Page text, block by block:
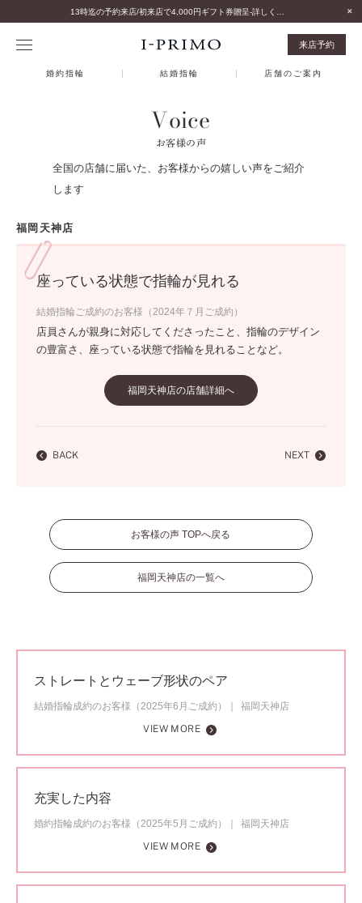
来店予約
婚約指輪 結婚指輪 店舗のご案内
Voice
お客様の声
全国の店舗に届いた、お客様からの嬉しい声をご紹介
します
福岡天神店
座っている状態で指輪が見れる
結婚指輪ご成約のお客様（2024年７月ご成約）
店員さんが親身に対応してくださったこと、指輪のデザイン
の豊富さ、座っている状態で指輪を見れることなど。
福岡天神店の店舗詳細へ
BACK NEXT
お客様の声 TOPへ戻る
福岡天神店の一覧へ
ストレートとウェーブ形状のペア
結婚指輪成約のお客様（2025年6月ご成約）
福岡天神店
VIEW MORE
充実した内容
婚約指輪成約のお客様（2025年5月ご成約）
福岡天神店
VIEW MORE